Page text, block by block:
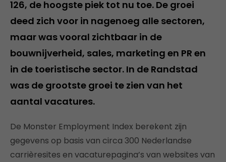
126, de hoogste piek tot nu toe. De groei
deed zich voor in nagenoeg alle sectoren,
maar was vooral zichtbaar in de
bouwnijverheid, sales, marketing en PR en
in de toeristische sector. In de Randstad
was de grootste groei te zien van het
aantal vacatures.
De Monster Employment Index berekent zijn
gegevens op basis van circa 300 Nederlandse
carrièresites en vacaturepagina’s van websites van